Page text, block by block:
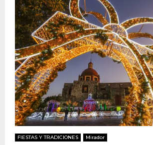
FIESTAS Y TRADICIONES Mirador